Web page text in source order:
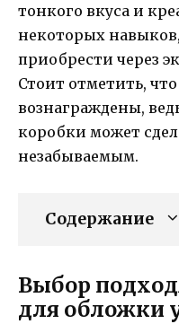
тонкого вкуса и
некоторых
приобрести через
Стоит отметить,
вознаграждены,
коробки может
незабываемым.
Содержание
Выбор
для обложки